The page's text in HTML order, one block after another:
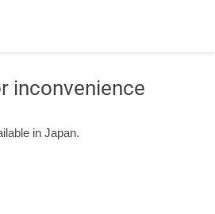
inconvenience
in Japan.